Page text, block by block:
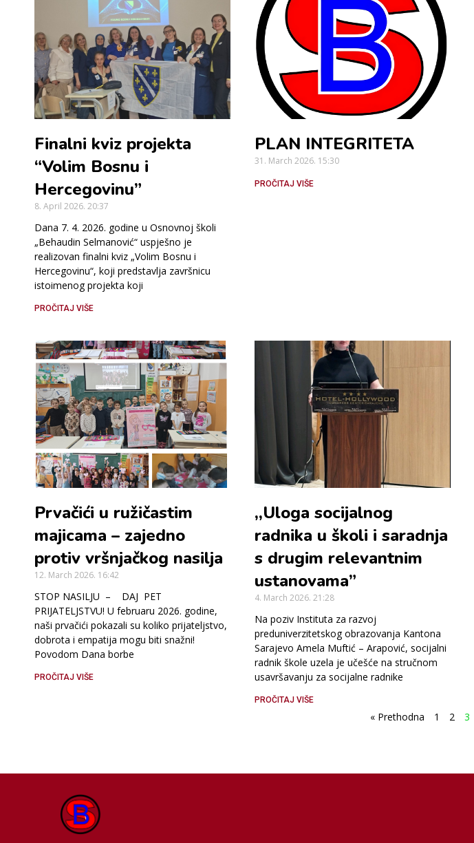
Finalni kviz projekta
“Volim Bosnu i
Hercegovinu”
8. April 2026. 20:37
Dana 7. 4. 2026. godine u Osnovnoj školi
„Behaudin Selmanović“ uspješno je
realizovan finalni kviz „Volim Bosnu i
Hercegovinu“, koji predstavlja završnicu
istoimenog projekta koji
PROČITAJ VIŠE
PLAN INTEGRITETA
31. March 2026. 15:30
PROČITAJ VIŠE
Prvačići u ružičastim
majicama – zajedno
protiv vršnjačkog nasilja
12. March 2026. 16:42
STOP NASILJU – DAJ PET
PRIJATELJSTVU! U februaru 2026. godine,
naši prvačići pokazali su koliko prijateljstvo,
dobrota i empatija mogu biti snažni!
Povodom Dana borbe
PROČITAJ VIŠE
,,Uloga socijalnog
radnika u školi i saradnja
s drugim relevantnim
ustanovama”
4. March 2026. 21:28
Na poziv Instituta za razvoj
preduniverzitetskog obrazovanja Kantona
Sarajevo Amela Muftić – Arapović, socijalni
radnik škole uzela je učešće na stručnom
usavršavanju za socijalne radnike
PROČITAJ VIŠE
« Prethodna 1 2 3